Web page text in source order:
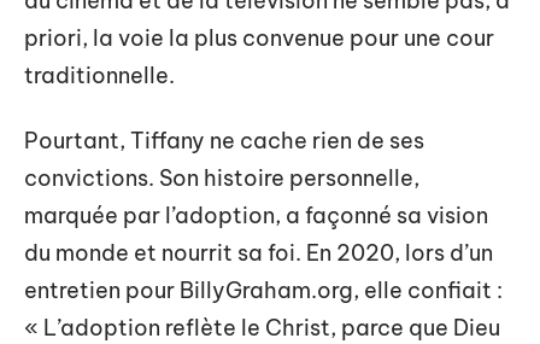
priori, la voie la plus convenue pour une cour
traditionnelle.
Pourtant, Tiffany ne cache rien de ses
convictions. Son histoire personnelle,
marquée par l’adoption, a façonné sa vision
du monde et nourrit sa foi. En 2020, lors d’un
entretien pour BillyGraham.org, elle confiait :
« L’adoption reflète le Christ, parce que Dieu